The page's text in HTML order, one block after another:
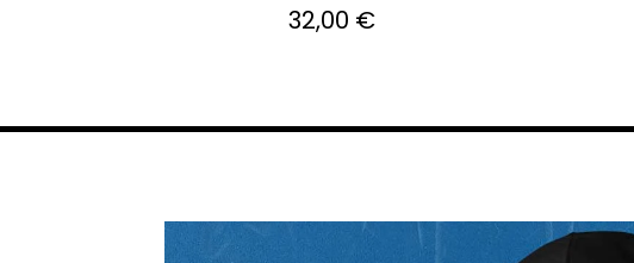
32,00 €